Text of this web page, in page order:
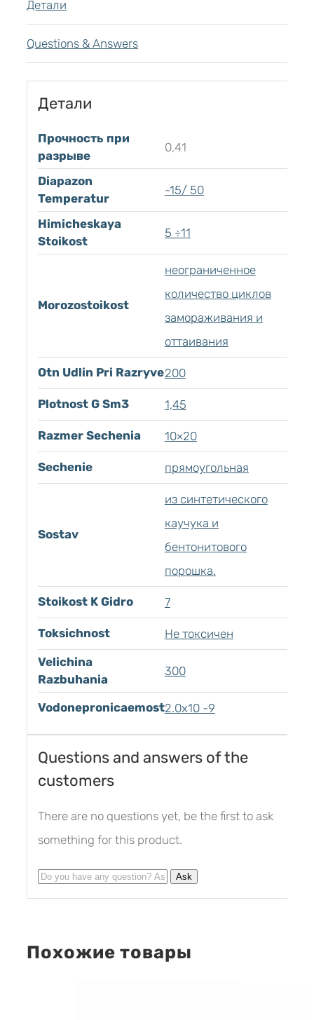
Детали
Questions & Answers
Детали
Прочность при
разрыве
0,41
Diapazon
Temperatur
-15/ 50
Himicheskaya
Stoikost
5 ÷11
Morozostoikost
неограниченное
количество циклов
замораживания и
оттаивания
Otn Udlin Pri Razryve200
Plotnost G Sm3 1,45
Razmer Sechenia 10×20
Sechenie прямоугольная
Sostav
из синтетического
каучука и
бентонитового
порошка.
Stoikost K Gidro 7
Toksichnost
Не токсичен
Velichina
Razbuhania
300
Vodonepronicaemost2.0х10 -9
Questions and answers of the
customers
There are no questions yet, be the first to ask
something for this product.
Похожие товары